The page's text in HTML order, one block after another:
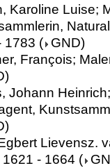
Karoline Luise;
1783 ( GND)
François;
)
Johann
)
Lievensz.
1621 - 1664 (